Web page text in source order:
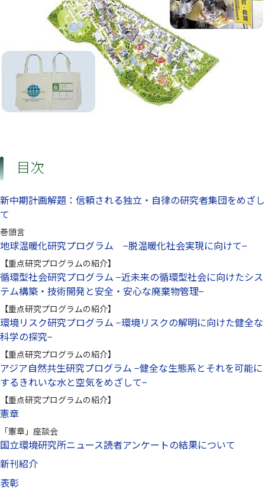
目次
新中期計画解題：信頼される独立・自律の研究者集団をめざし
て
巻頭言
地球温暖化研究プログラム −脱温暖化社会実現に向けて−
【重点研究プログラムの紹介】
循環型社会研究プログラム −近未来の循環型社会に向けたシス
テム構築・技術開発と安全・安心な廃棄物管理−
【重点研究プログラムの紹介】
環境リスク研究プログラム −環境リスクの解明に向けた健全な
科学の探究−
【重点研究プログラムの紹介】
アジア自然共生研究プログラム −健全な生態系とそれを可能に
するきれいな水と空気をめざして−
【重点研究プログラムの紹介】
憲章
「憲章」座談会
国立環境研究所ニュース読者アンケートの結果について
新刊紹介
表彰